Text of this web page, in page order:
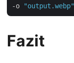
-o
"output.webp"
Fazit